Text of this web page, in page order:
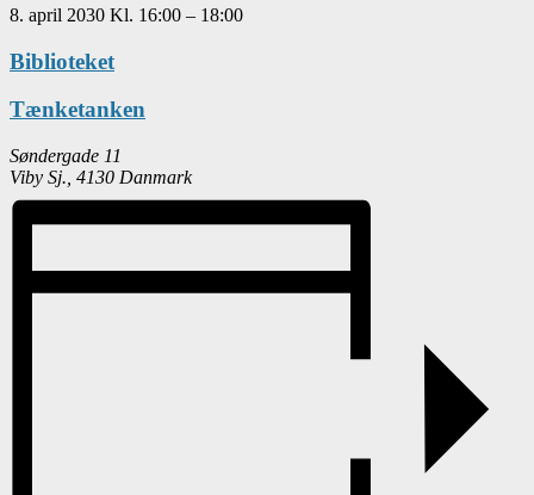
8. april 2030 Kl. 16:00 – 18:00
Biblioteket
Tænketanken
Søndergade 11
Viby Sj. 4130 Danmark